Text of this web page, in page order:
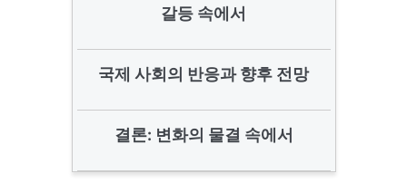
갈등 속에서
국제 사회의 반응과 향후 전망
결론: 변화의 물결 속에서